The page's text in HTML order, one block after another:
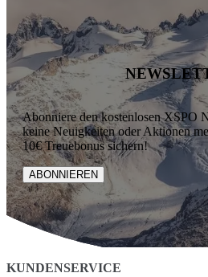
Abonniere den kostenlosen XSPO
keine Neuigkeiten oder Aktionen
10€ Treuebonus sichern!
ABONNIEREN
KUNDENSERVICE